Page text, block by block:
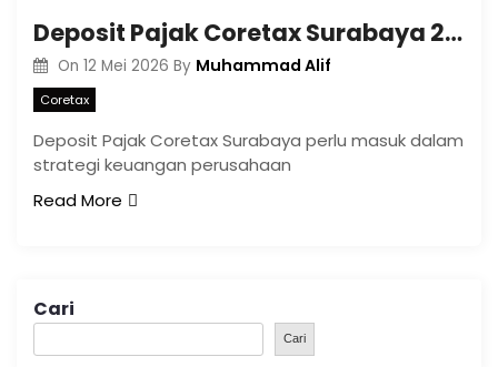
Deposit Pajak Coretax Surabaya 2026: Rencana Bayar Pajak Tanpa Membekukan Modal Kerja
On 12 Mei 2026 By Muhammad Alif
Coretax
Deposit Pajak Coretax Surabaya perlu masuk dalam
strategi keuangan perusahaan
Read More
Cari
Cari